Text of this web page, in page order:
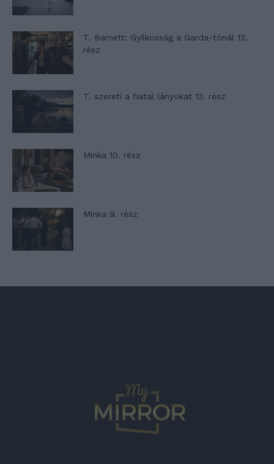
T. Barnett: Gyilkosság a Garda-tónál 12.
rész
T. szereti a fiatal lányokat 13. rész
Minka 10. rész
Minka 9. rész